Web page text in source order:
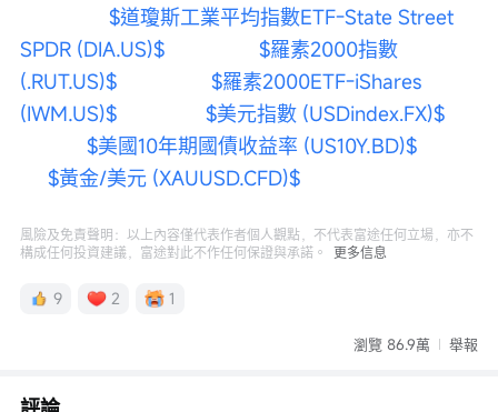
$道瓊斯工業平均指數ETF-State Street
SPDR (DIA.US)$
$羅素2000指數
(.RUT.US)$
$羅素2000ETF-iShares
(IWM.US)$
$美元指數 (USDindex.FX)$
$美國10年期國債收益率 (US10Y.BD)$
$黃金/美元 (XAUUSD.CFD)$
風險及免責聲明：以上內容僅代表作者個人觀點，不代表富途任何立場，亦不
構成任何投資建議，富途對此不作任何保證與承諾。
更多信息
9 2 1
瀏覽 86.9萬 舉報